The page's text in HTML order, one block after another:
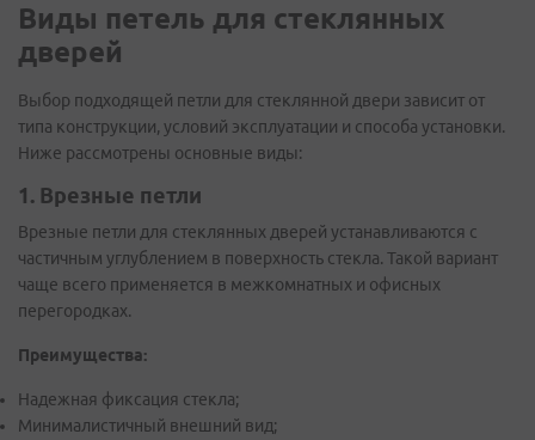
Виды петель для стеклянных
дверей
Выбор подходящей петли для стеклянной двери зависит от
типа конструкции, условий эксплуатации и способа установки.
Ниже рассмотрены основные виды:
1. Врезные петли
Врезные петли для стеклянных дверей устанавливаются с
частичным углублением в поверхность стекла. Такой вариант
чаще всего применяется в межкомнатных и офисных
перегородках.
Преимущества:
Надежная фиксация стекла;
Минималистичный внешний вид;